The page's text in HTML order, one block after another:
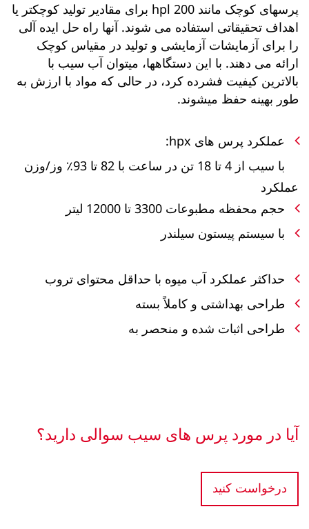
پرسهای کوچک مانند hpl 200 برای مقادیر تولید کوچکتر یا
اهداف تحقیقاتی استفاده می شوند. آنها راه حل ایده آلی
را برای آزمایشات آزمایشی و تولید در مقیاس کوچک
ارائه می دهند. با این دستگاهها، میتوان آب سیب با
بالاترین کیفیت فشرده کرد، در حالی که مواد با ارزش به
طور بهینه حفظ میشوند.
عملکرد پرس های hpx:
با سیب از 4 تا 18 تن در ساعت با 82 تا 93٪ وز/وزن
عملکرد
حجم محفظه مطبوعات 3300 تا 12000 لیتر
با سیستم پیستون سیلندر
حداکثر عملکرد آب میوه با حداقل محتوای تروب
طراحی بهداشتی و کاملاً بسته
طراحی اثبات شده و منحصر به
آیا در مورد پرس های سیب سوالی دارید؟
درخواست کنید